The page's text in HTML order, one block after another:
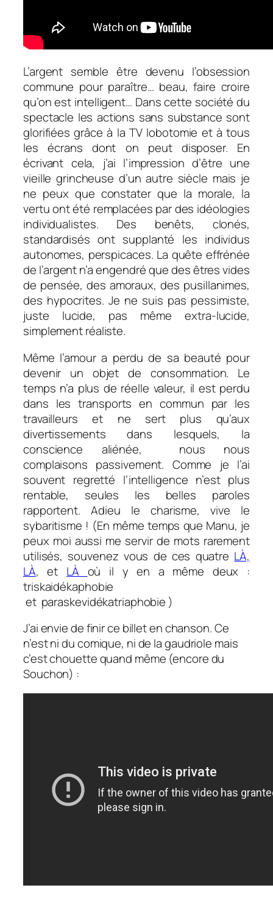
L’argent semble être devenu l’obsession
commune pour paraître… beau, faire croire
qu’on est intelligent… Dans cette société du
spectacle les actions sans substance sont
glorifiées grâce à la TV lobotomie et à tous
les écrans dont on peut disposer. En
écrivant cela, j’ai l’impression d’être une
vieille grincheuse d’un autre siècle mais je
ne peux que constater que la morale, la
vertu ont été remplacées par des idéologies
individualistes. Des benêts, clonés,
standardisés ont supplanté les individus
autonomes, perspicaces. La quête effrénée
de l’argent n’a engendré que des êtres vides
de pensée, des amoraux, des pusillanimes,
des hypocrites. Je ne suis pas pessimiste,
juste lucide, pas même extra-lucide,
simplement réaliste.
Même l’amour a perdu de sa beauté pour
devenir un objet de consommation. Le
temps n’a plus de réelle valeur, il est perdu
dans les transports en commun par les
travailleurs et ne sert plus qu’aux
divertissements dans lesquels, la
conscience aliénée, nous nous
complaisons passivement. Comme je l’ai
souvent regretté l’intelligence n’est plus
rentable, seules les belles paroles
rapportent. Adieu le charisme, vive le
sybaritisme ! (En même temps que Manu, je
peux moi aussi me servir de mots rarement
utilisés, souvenez vous de ces quatre LÀ,
LÀ, et LÀ où il y en a même deux :
triskaidékaphobie
et paraskevidékatriaphobie )
J’ai envie de finir ce billet en chanson. Ce
n’est ni du comique, ni de la gaudriole mais
c’est chouette quand même (encore du
Souchon) :